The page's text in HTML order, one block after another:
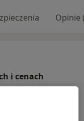
Opinie
i cenach
o usługach i